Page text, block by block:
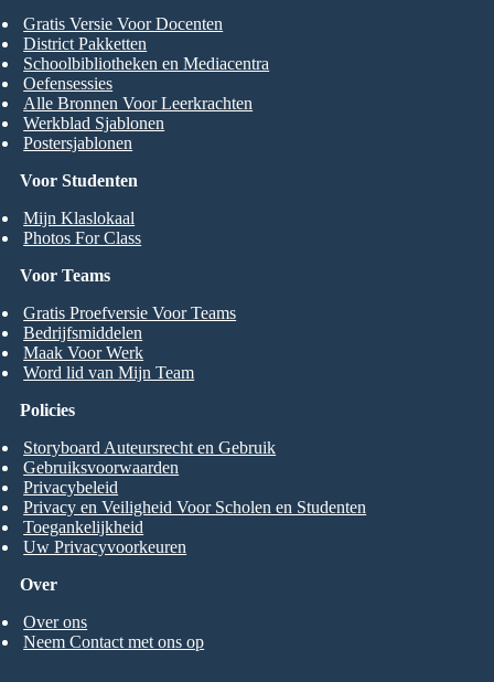
Voor Studenten
Mijn Klaslokaal
Photos For Class
Gratis Versie Voor Docenten
District Pakketten
Schoolbibliotheken en Mediacentra
Oefensessies
Alle Bronnen Voor Leerkrachten
Werkblad Sjablonen
Postersjablonen
Voor Teams
Gratis Proefversie Voor Teams
Bedrijfsmiddelen
Maak Voor Werk
Word lid van Mijn Team
Over
Over ons
Neem Contact met ons op
Policies
Storyboard Auteursrecht en Gebruik
Gebruiksvoorwaarden
Privacybeleid
Privacy en Veiligheid Voor Scholen en Studenten
Toegankelijkheid
Uw Privacyvoorkeuren